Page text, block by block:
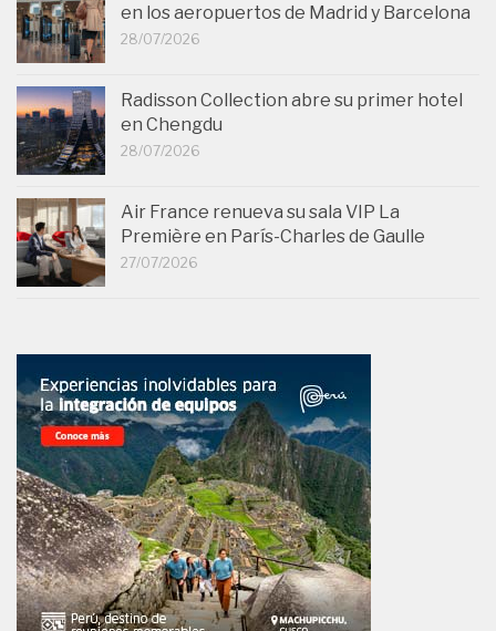
en los aeropuertos de Madrid y Barcelona
28/07/2026
Radisson Collection abre su primer hotel
en Chengdu
28/07/2026
Air France renueva su sala VIP La
Première en París-Charles de Gaulle
27/07/2026